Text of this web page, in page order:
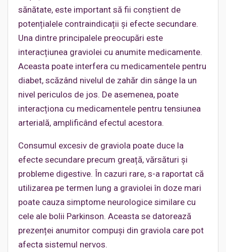
sănătate, este important să fii conștient de
potențialele contraindicații și efecte secundare.
Una dintre principalele preocupări este
interacțiunea graviolei cu anumite medicamente.
Aceasta poate interfera cu medicamentele pentru
diabet, scăzând nivelul de zahăr din sânge la un
nivel periculos de jos. De asemenea, poate
interacționa cu medicamentele pentru tensiunea
arterială, amplificând efectul acestora.
Consumul excesiv de graviola poate duce la
efecte secundare precum greață, vărsături și
probleme digestive. În cazuri rare, s-a raportat că
utilizarea pe termen lung a graviolei în doze mari
poate cauza simptome neurologice similare cu
cele ale bolii Parkinson. Aceasta se datorează
prezenței anumitor compuși din graviola care pot
afecta sistemul nervos.